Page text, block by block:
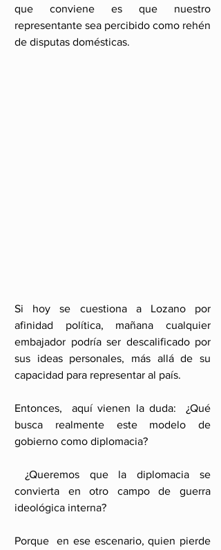
que conviene es que nuestro
representante sea percibido como rehén
de disputas domésticas.
Si hoy se cuestiona a Lozano por
afinidad política, mañana cualquier
embajador podría ser descalificado por
sus ideas personales, más allá de su
capacidad para representar al país.
Entonces,  aquí vienen la duda:  ¿Qué
busca realmente este modelo de
gobierno como diplomacia?
¿Queremos que la diplomacia se
convierta en otro campo de guerra
ideológica interna?
Porque  en ese escenario, quien pierde